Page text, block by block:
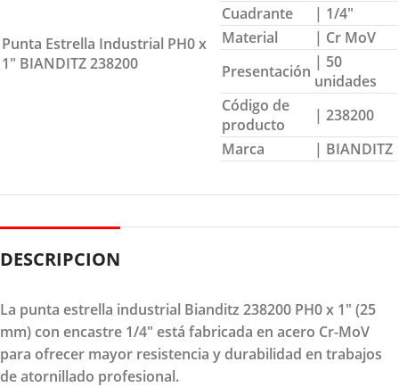
Punta Estrella Industrial PH0 x
1″ BIANDITZ 238200
Cuadrante
| 1/4″
Material
| Cr MoV
Presentación | 50
unidades
Código de
producto
| 238200
Marca
| BIANDITZ
DESCRIPCION
La punta estrella industrial Bianditz 238200 PH0 x 1" (25
mm) con encastre 1/4" está fabricada en acero Cr-MoV
para ofrecer mayor resistencia y durabilidad en trabajos
de atornillado profesional.